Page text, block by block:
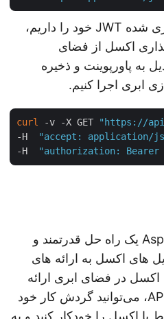
اکنون که توکن شخصی‌سازی شده JWT خود را داریم،
اکسل از فضای
به پاورپوینت و ذخیره
اجرا کنیم.
curl -v -X GET "https://
-H "accept: application/
-H "authorization: Bearer
در پایان، Aspose.Cells Cloud یک راه حل قدرتمند و
های اکسل به ارائه های
اکسل در فضای ابری ارائه
می دهد. با استفاده از این API، می‌توانید گردش کار خود